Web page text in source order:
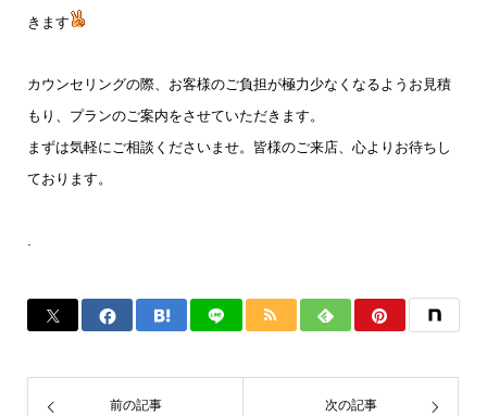
きます
カウンセリングの際、お客様のご負担が極力少なくなるようお見積
もり、プランのご案内をさせていただきます。
まずは気軽にご相談くださいませ。皆様のご来店、心よりお待ちし
ております。
前の記事 次の記事